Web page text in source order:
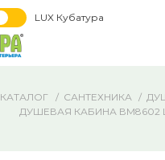
LUX Кубатура
КАТАЛОГ САНТЕХНИКА
ДУШЕВАЯ КАБИНА ВМ8602